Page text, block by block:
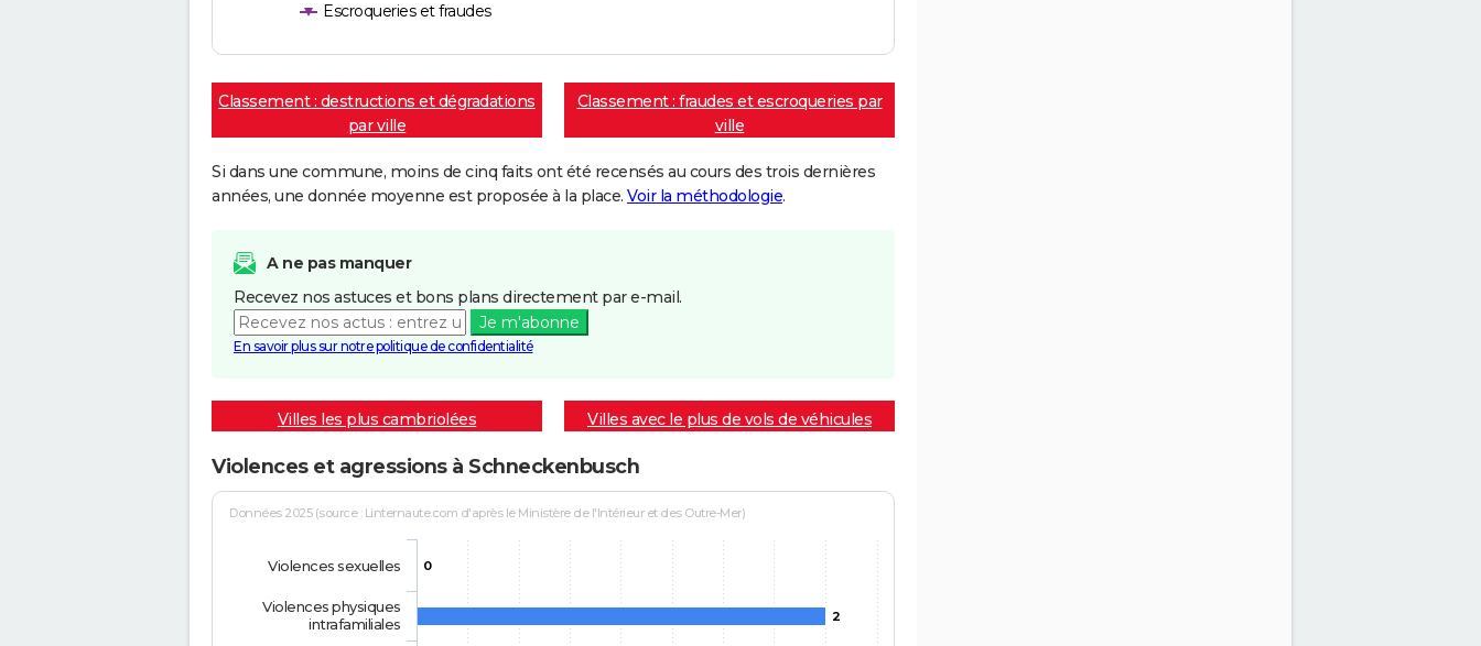
Escroqueries et fraudes
Classement : destructions et dégradations
par ville
Classement : fraudes et escroqueries par
ville
Si dans une commune, moins de cinq faits ont été recensés au cours des trois dernières
années, une donnée moyenne est proposée à la place. Voir la méthodologie.
A ne pas manquer
Recevez nos astuces et bons plans directement par e-mail.
Je m'abonne
En savoir plus sur notre politique de confidentialité
Villes les plus cambriolées Villes avec le plus de vols de véhicules
Violences et agressions à Schneckenbusch
Données 2025 (source : Linternaute.com d'après le Ministère de l'Intérieur et des Outre-Mer)
0
2
Violences sexuelles
Violences physiques
intrafamiliales